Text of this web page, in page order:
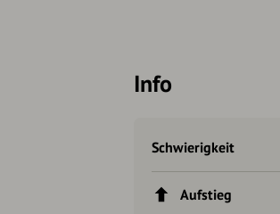
Info
Schwierigkeit
Aufstieg